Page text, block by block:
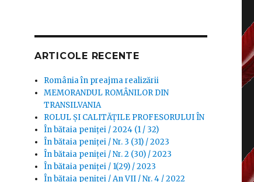
ARTICOLE RECENTE
România în preajma realizării
MEMORANDUL ROMÂNILOR DIN
TRANSILVANIA
ROLUL ȘI CALITĂȚILE PROFESORULUI ÎN
În bătaia peniței / 2024 (1 / 32)
În bătaia peniței / Nr. 3 (31) / 2023
În bătaia peniței / Nr. 2 (30) / 2023
În bătaia peniței / 1(29) / 2023
În bătaia peniței / An VII / Nr. 4 / 2022